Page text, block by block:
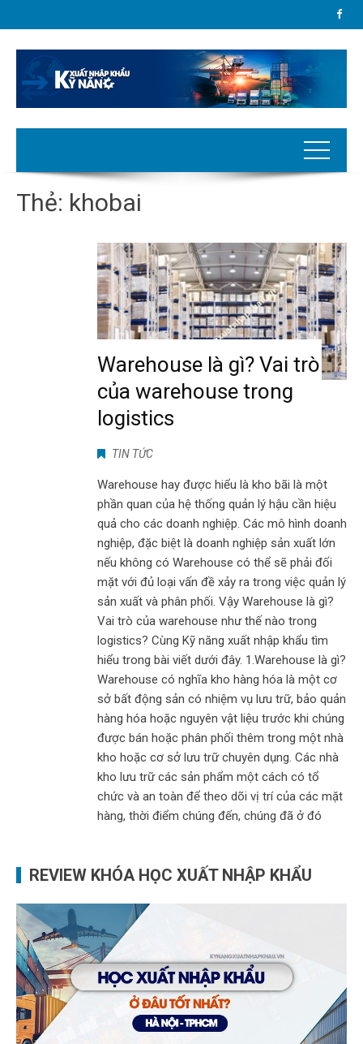
Thẻ: khobai
Warehouse là gì? Vai trò
của warehouse trong
logistics
TIN TỨC
Warehouse hay được hiểu là kho bãi là một
phần quan của hệ thống quản lý hậu cần hiệu
quả cho các doanh nghiệp. Các mô hình doanh
nghiệp, đặc biệt là doanh nghiệp sản xuất lớn
nếu không có Warehouse có thể sẽ phải đối
mặt với đủ loại vấn đề xảy ra trong việc quản lý
sản xuất và phân phối. Vậy Warehouse là gì?
Vai trò của warehouse như thế nào trong
logistics? Cùng Kỹ năng xuất nhập khẩu tìm
hiểu trong bài viết dưới đây. 1.Warehouse là gì?
Warehouse có nghĩa kho hàng hóa là một cơ
sở bất động sản có nhiệm vụ lưu trữ, bảo quản
hàng hóa hoặc nguyên vật liệu trước khi chúng
được bán hoặc phân phối thêm trong một nhà
kho hoặc cơ sở lưu trữ chuyên dụng. Các nhà
kho lưu trữ các sản phẩm một cách có tổ
chức và an toàn để theo dõi vị trí của các mặt
hàng, thời điểm chúng đến, chúng đã ở đó
REVIEW KHÓA HỌC XUẤT NHẬP KHẨU